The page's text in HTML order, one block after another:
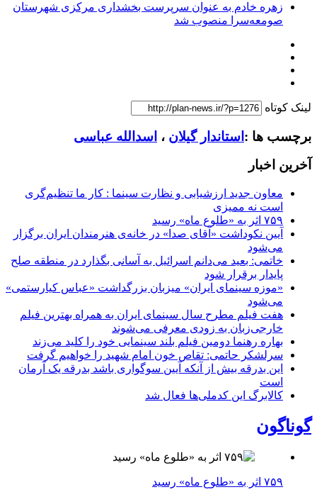
زهره خادم به عنوان سرپرست بخشداری مرکزی شهرستان
صومعه‌سرا منصوب شد
لینک کوتاه
برچسب ها : استاندار گیلان ، اسدالله عباسی
آخرین اخبار
معاون جدید ارزشیابی و نظارت سینما : کار ما تنظیم‌گری
است نه ممیزی
۷۵۹ اثر به «طلوع ماه» رسید
آیین نکوداشت «آقای صدا» در خانه‌ی هنرمندان ایران برگزار
می‌شود
خاتمی: بعید می‌دانم اسرائیل به آسانی بگذارد در منطقه صلح
پایدار برقرار شود
«موزه سینمای ایران» میزبان بزرگداشت «عباس کیارستمی»
می‌شود
هفت فیلم مطرح سال سینمای ایران به همراه بهترین فیلم
خارجی‌زبان به زودی معرفی می‌شوند
بهاره رهنما دومین فیلم بلند سینمایی خود را کلید می‌زند
سرلشکر حاتمی: تقاص خون امام شهید را خواهیم گرفت
این بدرقه بیش از آنکه آیین سوگواری باشد بدرقه یک آرمان
است
کالابرگ این کدملی‌ها فعال شد
گوناگون
۷۵۹ اثر به «طلوع ماه» رسید